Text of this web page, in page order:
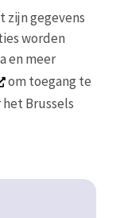
gegevens
worden
en meer
om toegang te
Brussels